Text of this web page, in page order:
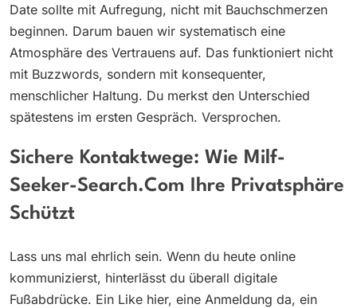
Date sollte mit Aufregung, nicht mit Bauchschmerzen
beginnen. Darum bauen wir systematisch eine
Atmosphäre des Vertrauens auf. Das funktioniert nicht
mit Buzzwords, sondern mit konsequenter,
menschlicher Haltung. Du merkst den Unterschied
spätestens im ersten Gespräch. Versprochen.
Sichere Kontaktwege: Wie Milf-
Seeker-Search.com Ihre Privatsphäre
Schützt
Lass uns mal ehrlich sein. Wenn du heute online
kommunizierst, hinterlässt du überall digitale
Fußabdrücke. Ein Like hier, eine Anmeldung da, ein